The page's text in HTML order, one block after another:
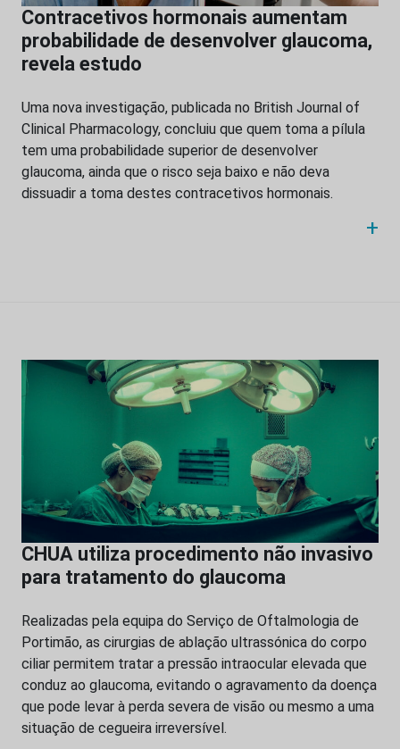
Contracetivos hormonais aumentam
probabilidade de desenvolver glaucoma,
revela estudo
Uma nova investigação, publicada no British Journal of
Clinical Pharmacology, concluiu que quem toma a pílula
tem uma probabilidade superior de desenvolver
glaucoma, ainda que o risco seja baixo e não deva
dissuadir a toma destes contracetivos hormonais.
+
CHUA utiliza procedimento não invasivo
para tratamento do glaucoma
Realizadas pela equipa do Serviço de Oftalmologia de
Portimão, as cirurgias de ablação ultrassónica do corpo
ciliar permitem tratar a pressão intraocular elevada que
conduz ao glaucoma, evitando o agravamento da doença
que pode levar à perda severa de visão ou mesmo a uma
situação de cegueira irreversível.